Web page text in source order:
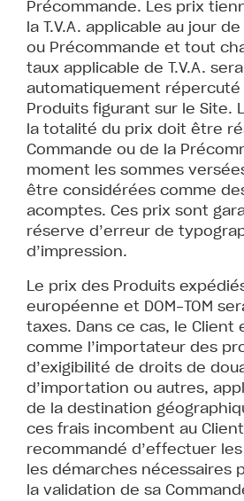
Précommande. Les prix
la T.V.A. applicable au jour
ou Précommande et tout
taux applicable de T.V.A. sera
automatiquement répercuté
Produits figurant sur le Site.
la totalité du prix doit être
Commande ou de la
moment les sommes
être considérées comme
acomptes. Ces prix sont
réserve d’erreur de
d’impression.
Le prix des Produits
européenne et DOM-TOM
taxes. Dans ce cas, le Client
comme l’importateur des
d’exigibilité de droits de
d’importation ou autres,
de la destination
ces frais incombent au
recommandé d’effectuer
les démarches nécessaires
la validation de sa